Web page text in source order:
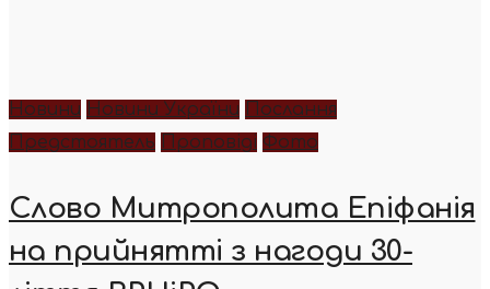
Новини Новини України
Послання
Предстоятель
Проповіді Фото
Слово Митрополита Епіфанія
на прийнятті з нагоди 30-